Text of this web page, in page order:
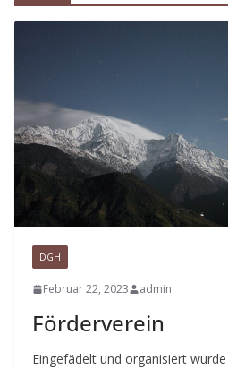
DGH
Februar 22, 2023 admin
Förderverein
Eingefädelt und organisiert